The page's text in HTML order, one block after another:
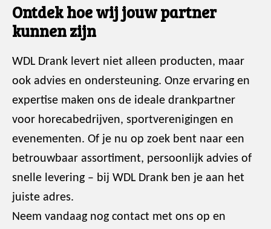
Ontdek hoe wij jouw partner
kunnen zijn
WDL Drank levert niet alleen producten, maar
ook advies en ondersteuning. Onze ervaring en
expertise maken ons de ideale drankpartner
voor horecabedrijven, sportverenigingen en
evenementen. Of je nu op zoek bent naar een
betrouwbaar assortiment, persoonlijk advies of
snelle levering – bij WDL Drank ben je aan het
juiste adres.
Neem vandaag nog contact met ons op en